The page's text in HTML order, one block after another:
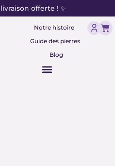
offerte ! ✨
Notre histoire
Guide des pierres
Blog